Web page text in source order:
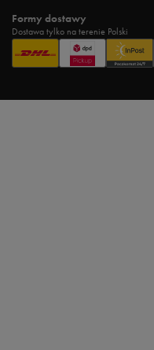
Formy dostawy
Dostawa tylko na terenie Polski